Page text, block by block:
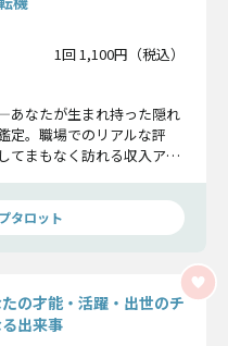
1回 1,100円（税込）
あなたが生まれ持った隠れ
定。職場でのリアルな評
てまもなく訪れる収入アッ
タロット
たの才能・活躍・出世のチ
出来事